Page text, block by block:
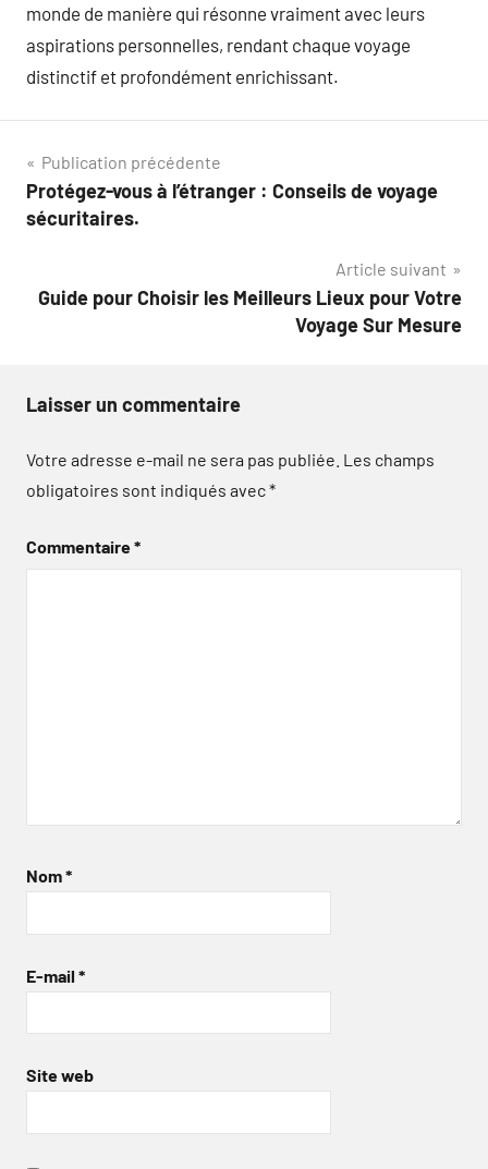
monde de manière qui résonne vraiment avec leurs
aspirations personnelles, rendant chaque voyage
distinctif et profondément enrichissant.
Navigation
de
Publication précédente
Protégez-vous à l’étranger : Conseils de voyage
sécuritaires.
Article suivant
Guide pour Choisir les Meilleurs Lieux pour Votre
Voyage Sur Mesure
Laisser un commentaire
Votre adresse e-mail ne sera pas publiée. Les champs
obligatoires sont indiqués avec*
Commentaire*
Nom*
E-mail *
Site web